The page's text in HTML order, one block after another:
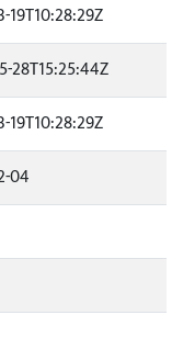
19T10:28:29Z
28T15:25:44Z
19T10:28:29Z
04